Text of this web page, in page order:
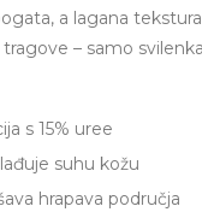
a lagana
– samo
s 15% uree
suhu kožu
hrapava područja